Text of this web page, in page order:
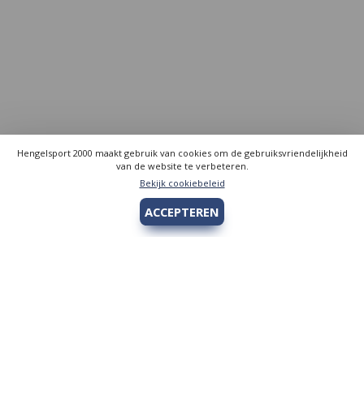
Hengelsport 2000 maakt gebruik van cookies om de gebruiksvriendelijkheid
van de website te verbeteren.
Bekijk cookiebeleid
ACCEPTEREN